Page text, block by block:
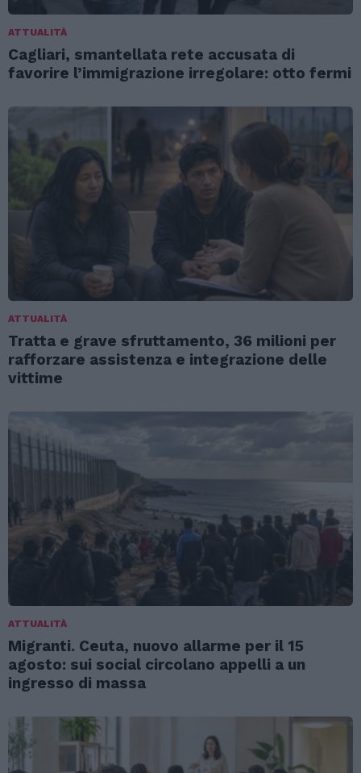
ATTUALITÀ
Cagliari, smantellata rete accusata di
favorire l’immigrazione irregolare: otto fermi
ATTUALITÀ
Tratta e grave sfruttamento, 36 milioni per
rafforzare assistenza e integrazione delle
vittime
ATTUALITÀ
Migranti. Ceuta, nuovo allarme per il 15
agosto: sui social circolano appelli a un
ingresso di massa